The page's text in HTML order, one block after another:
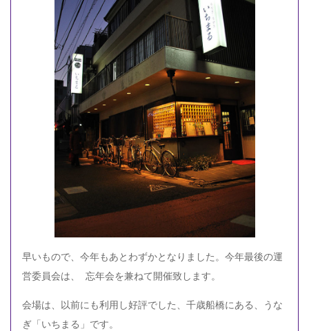
早いもので、今年もあとわずかとなりました。今年最後の運
営委員会は、 忘年会を兼ねて開催致します。
会場は、以前にも利用し好評でした、千歳船橋にある、うな
ぎ「いちまる」です。